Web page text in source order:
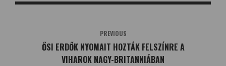
PREVIOUS
ŐSI ERDŐK NYOMAIT HOZTÁK FELSZÍNRE A
VIHAROK NAGY-BRITANNIÁBAN